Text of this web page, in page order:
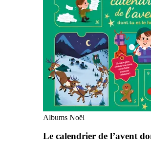
Albums Noël
Le calendrier de l’avent